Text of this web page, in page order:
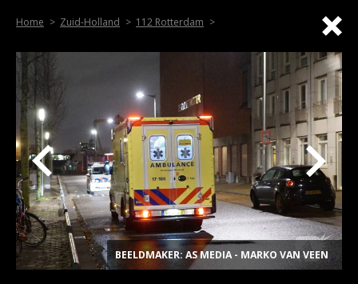
Home Zuid-Holland 112 Rotterdam
BEELDMAKER: AS MEDIA - MARKO VAN VEEN .